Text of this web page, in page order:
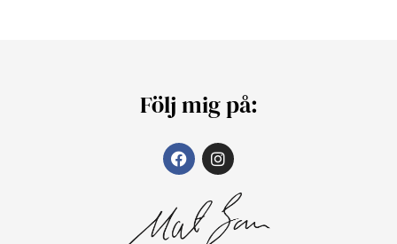
Följ mig på: